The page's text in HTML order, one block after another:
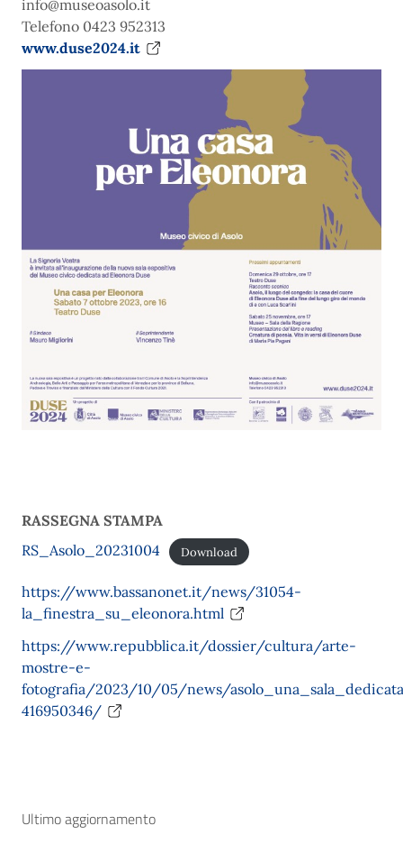
info@museoasolo.it
Telefono 0423 952313
www.duse2024.it
RASSEGNA STAMPA
RS_Asolo_20231004
Download
https://www.bassanonet.it/news/31054-
la_finestra_su_eleonora.html
https://www.repubblica.it/dossier/cultura/arte-
mostre-e-
fotografia/2023/10/05/news/
416950346/
Ultimo aggiornamento